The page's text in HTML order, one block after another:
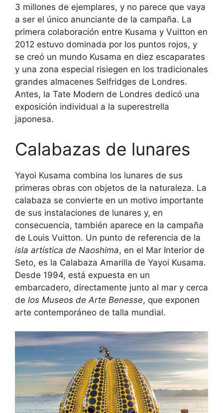
3 millones de ejemplares, y no parece que vaya
a ser el único anunciante de la campaña. La
primera colaboración entre Kusama y Vuitton en
2012 estuvo dominada por los puntos rojos, y
se creó un mundo Kusama en diez escaparates
y una zona especial risiegen en los tradicionales
grandes almacenes Selfridges de Londres.
Antes, la Tate Modern de Londres dedicó una
exposición individual a la superestrella
japonesa.
Calabazas de lunares
Yayoi Kusama combina los lunares de sus
primeras obras con objetos de la naturaleza. La
calabaza se convierte en un motivo importante
de sus instalaciones de lunares y, en
consecuencia, también aparece en la campaña
de Louis Vuitton. Un punto de referencia de la
isla artística de Naoshima, en el Mar Interior de
Seto, es la Calabaza Amarilla de Yayoi Kusama.
Desde 1994, está expuesta en un
embarcadero, directamente junto al mar y cerca
de los Museos de Arte Benesse, que exponen
arte contemporáneo de talla mundial.